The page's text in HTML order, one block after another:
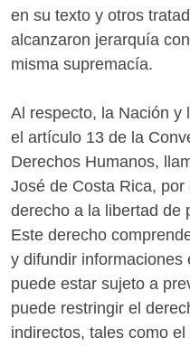
en su texto y otros
alcanzaron jerarquía
misma supremacía.
Al respecto, la Nación y
el artículo 13 de la
Derechos Humanos,
José de Costa Rica,
derecho a la libertad de
Este derecho
y difundir
puede estar sujeto a
puede restringir el
indirectos, tales como